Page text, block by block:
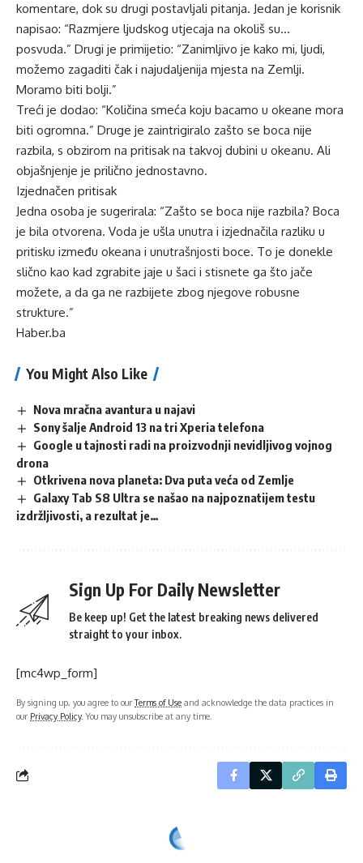
komentare, dok su drugi postavljali pitanja. Jedan je korisnik
napisao: “Razmjere ljudskog utjecaja na okoliš su…
posvuda.” Drugi je primijetio: “Zanimljivo je kako mi, ljudi,
možemo zagaditi čak i najudaljenija mjesta na Zemlji.
Moramo biti bolji.”
Treći je dodao: “Količina smeća koju bacamo u okeane mora
biti ogromna.” Druge je zaintrigiralo zašto se boca nije
razbila, s obzirom na pritisak na takvoj dubini u okeanu. Ali
objašnjenje je prilično jednostavno.
Izjednačen pritisak
Jedna osoba je sugerirala: “Zašto se boca nije razbila? Boca
je bila otvorena. Voda je ušla unutra i izjednačila razliku u
pritisku između okeana i unutrašnjosti boce. To je donekle
slično kao kad zgrabite jaje u šaci i stisnete ga što jače
možete, a da ga ne razbijete zbog njegove robusne
strukture.”
Haber.ba
You Might Also Like
Nova mračna avantura u najavi
Sony šalje Android 13 na tri Xperia telefona
Google u tajnosti radi na proizvodnji nevidljivog vojnog
drona
Otkrivena nova planeta: Dva puta veća od Zemlje
Galaxy Tab S8 Ultra se našao na najpoznatijem testu
izdržljivosti, a rezultat je…
Sign Up For Daily Newsletter
Be keep up! Get the latest breaking news delivered
straight to your inbox.
[mc4wp_form]
By signing up, you agree to ourTerms of Use and acknowledge the data practices in
our Privacy Policy. You may unsubscribe at any time.